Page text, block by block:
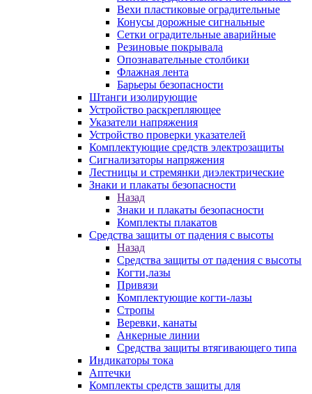
Вехи пластиковые оградительные
Конусы дорожные сигнальные
Сетки оградительные аварийные
Резиновые покрывала
Опознавательные столбики
Флажная лента
Барьеры безопасности
Штанги изолирующие
Устройство раскрепляющее
Указатели напряжения
Устройство проверки указателей
Комплектующие средств электрозащиты
Сигнализаторы напряжения
Лестницы и стремянки диэлектрические
Знаки и плакаты безопасности
Назад
Знаки и плакаты безопасности
Комплекты плакатов
Средства защиты от падения с высоты
Назад
Средства защиты от падения с высоты
Когти,лазы
Привязи
Комплектующие когти-лазы
Стропы
Веревки, канаты
Анкерные линии
Средства защиты втягивающего типа
Индикаторы тока
Аптечки
Комплекты средств защиты для